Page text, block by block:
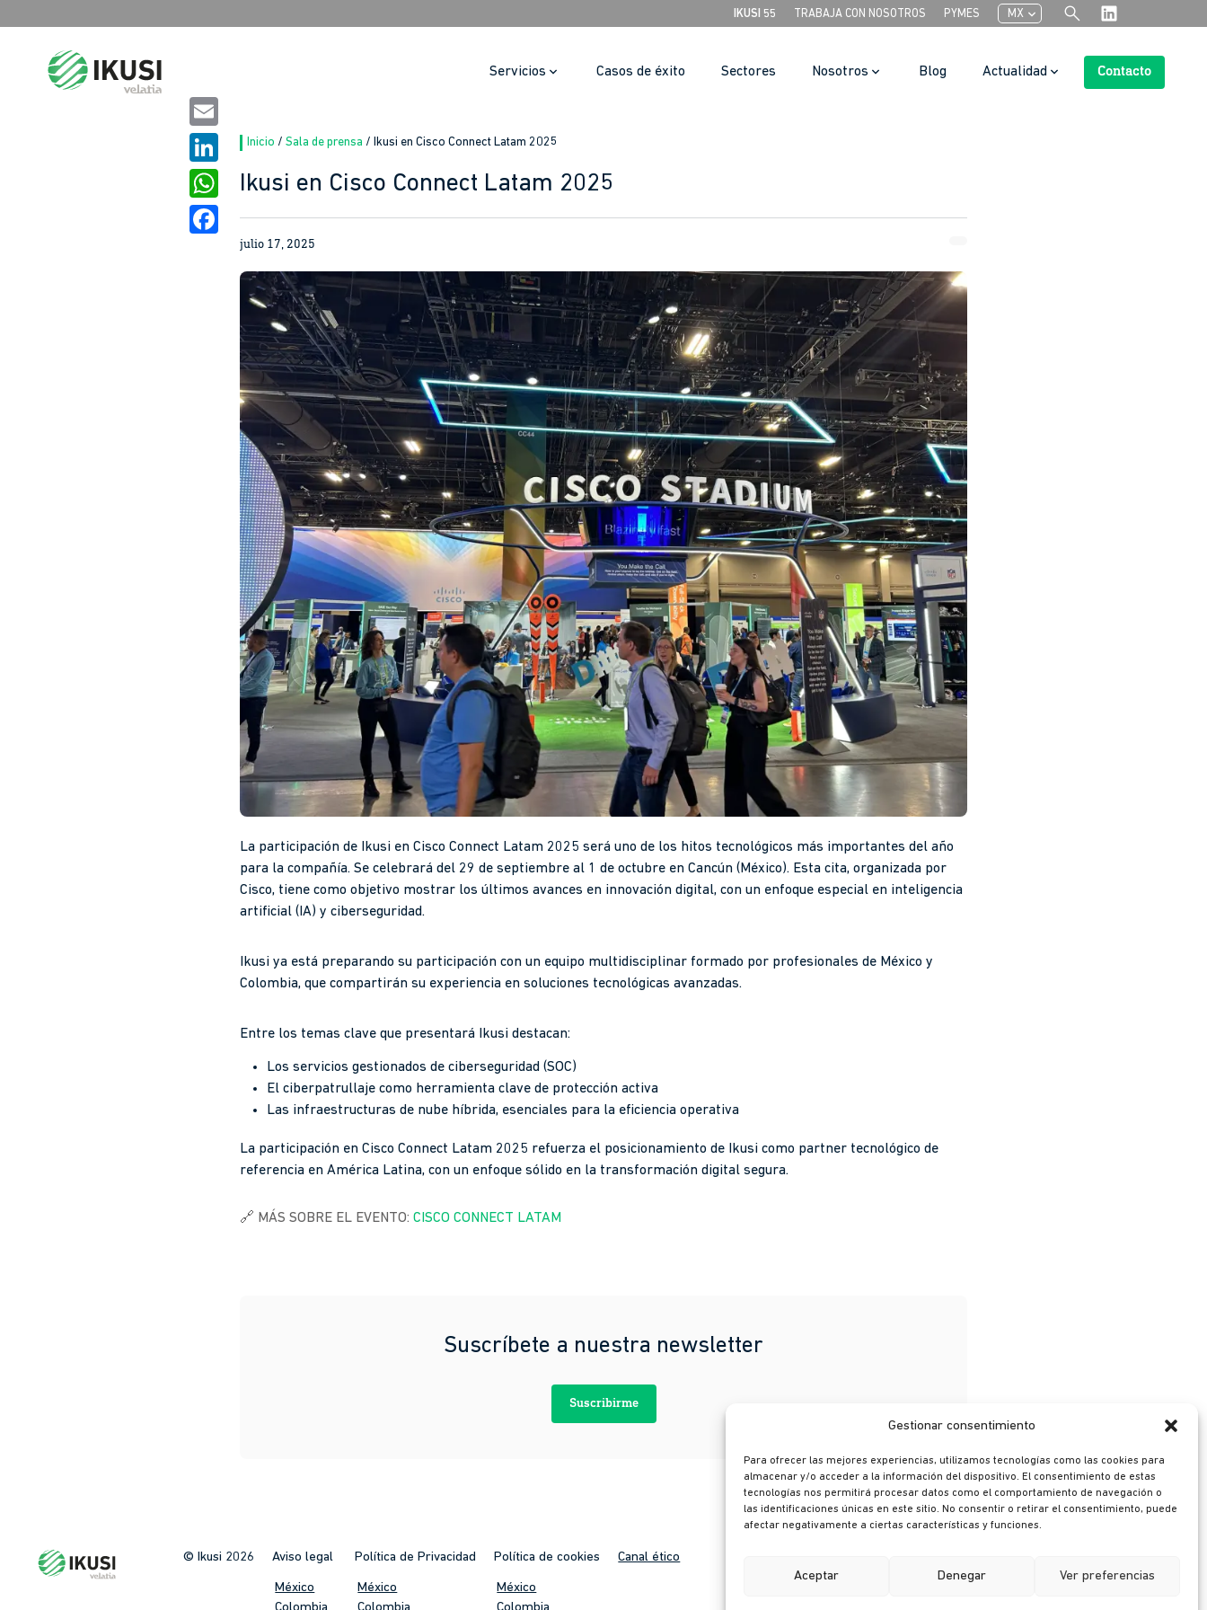
Gestionar consentimiento
Para ofrecer las mejores experiencias, utilizamos tecnologías como las cookies para
almacenar y/o acceder a la información del dispositivo. El consentimiento de estas
tecnologías nos permitirá procesar datos como el comportamiento de navegación o
las identificaciones únicas en este sitio. No consentir o retirar el consentimiento, puede
afectar negativamente a ciertas características y funciones.
Aceptar Denegar Ver preferencias
IKUSI 55 TRABAJA CON NOSOTROS PYMES MXchevron_left search
Servicios Casos de éxito Sectores Nosotros Blog Actualidad Contacto
Inicio / Sala de prensa / Ikusi en Cisco Connect Latam 2025
Ikusi en Cisco Connect Latam 2025
Email
LinkedIn
WhatsApp
Facebookjulio 17, 2025
La participación de Ikusi en Cisco Connect Latam 2025 será uno de los hitos tecnológicos más importantes del año
para la compañía. Se celebrará del 29 de septiembre al 1 de octubre en Cancún (México). Esta cita, organizada por
Cisco, tiene como objetivo mostrar los últimos avances en innovación digital, con un enfoque especial en inteligencia
artificial (IA) y ciberseguridad.
Ikusi ya está preparando su participación con un equipo multidisciplinar formado por profesionales de México y
Colombia, que compartirán su experiencia en soluciones tecnológicas avanzadas.
Entre los temas clave que presentará Ikusi destacan:
Los servicios gestionados de ciberseguridad (SOC)
El ciberpatrullaje como herramienta clave de protección activa
Las infraestructuras de nube híbrida, esenciales para la eficiencia operativa
La participación en Cisco Connect Latam 2025 refuerza el posicionamiento de Ikusi como partner tecnológico de
referencia en América Latina, con un enfoque sólido en la transformación digital segura.
🔗 MÁS SOBRE EL EVENTO: CISCO CONNECT LATAM
Suscríbete a nuestra newsletter
Suscribirme
© Ikusi 2026 Aviso legal
México
Política de Privacidad
México
Política de cookies
México
Canal ético